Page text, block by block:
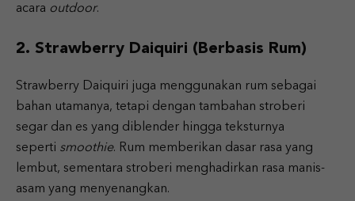
acara outdoor.
2. Strawberry Daiquiri (Berbasis Rum)
Strawberry Daiquiri juga menggunakan rum sebagai
bahan utamanya, tetapi dengan tambahan stroberi
segar dan es yang diblender hingga teksturnya
seperti smoothie. Rum memberikan dasar rasa yang
lembut, sementara stroberi menghadirkan rasa manis-
asam yang menyenangkan.